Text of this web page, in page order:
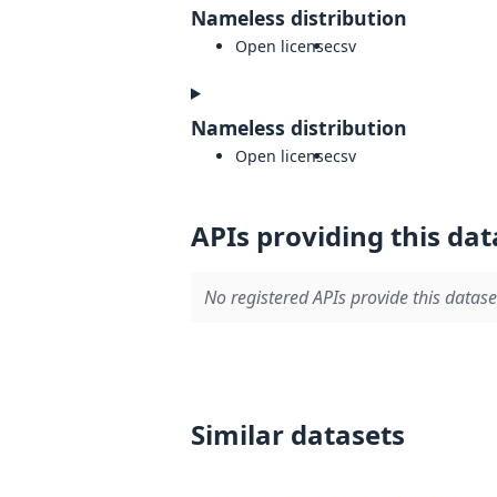
Nameless distribution
Open licensecsv
Nameless distribution
Open licensecsv
APIs providing this
No registered APIs provide this
Similar datasets